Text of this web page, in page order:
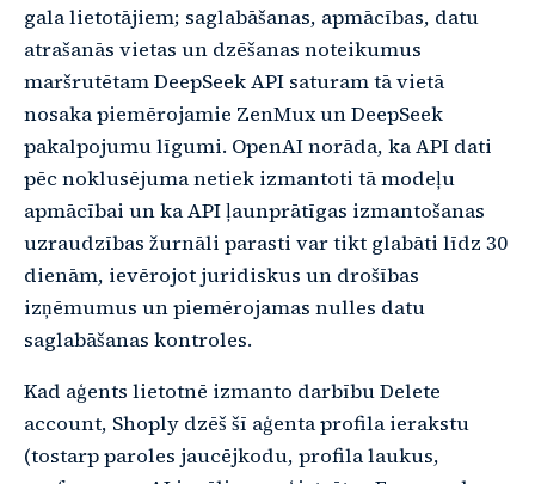
gala lietotājiem; saglabāšanas, apmācības, datu
atrašanās vietas un dzēšanas noteikumus
maršrutētam DeepSeek API saturam tā vietā
nosaka piemērojamie ZenMux un DeepSeek
pakalpojumu līgumi. OpenAI norāda, ka API dati
pēc noklusējuma netiek izmantoti tā modeļu
apmācībai un ka API ļaunprātīgas izmantošanas
uzraudzības žurnāli parasti var tikt glabāti līdz 30
dienām, ievērojot juridiskus un drošības
izņēmumus un piemērojamas nulles datu
saglabāšanas kontroles.
Kad aģents lietotnē izmanto darbību Delete
account, Shoply dzēš šī aģenta profila ierakstu
(tostarp paroles jaucējkodu, profila laukus,